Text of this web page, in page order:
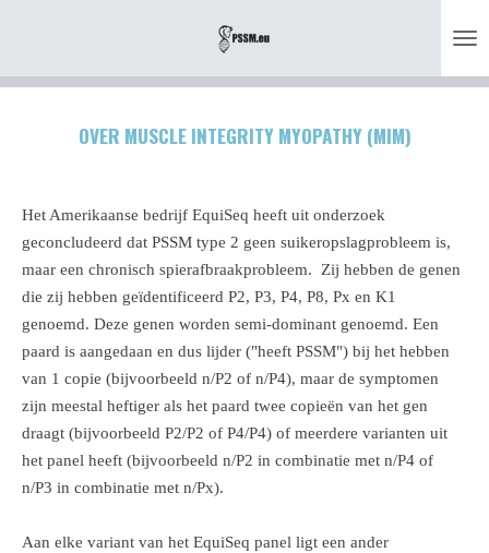
hoofdinhoudOVER MUSCLE INTEGRITY MYOPATHY (MIM)
Het Amerikaanse bedrijf EquiSeq heeft uit onderzoek
geconcludeerd dat PSSM type 2 geen suikeropslagprobleem is,
maar een chronisch spierafbraakprobleem. Zij hebben de genen
die zij hebben geïdentificeerd P2, P3, P4, P8, Px en K1
genoemd. Deze genen worden semi-dominant genoemd. Een
paard is aangedaan en dus lijder ("heeft PSSM") bij het hebben
van 1 copie (bijvoorbeeld n/P2 of n/P4), maar de symptomen
zijn meestal heftiger als het paard twee copieën van het gen
draagt (bijvoorbeeld P2/P2 of P4/P4) of meerdere varianten uit
het panel heeft (bijvoorbeeld n/P2 in combinatie met n/P4 of
n/P3 in combinatie met n/Px).
Aan elke variant van het EquiSeq panel ligt een ander